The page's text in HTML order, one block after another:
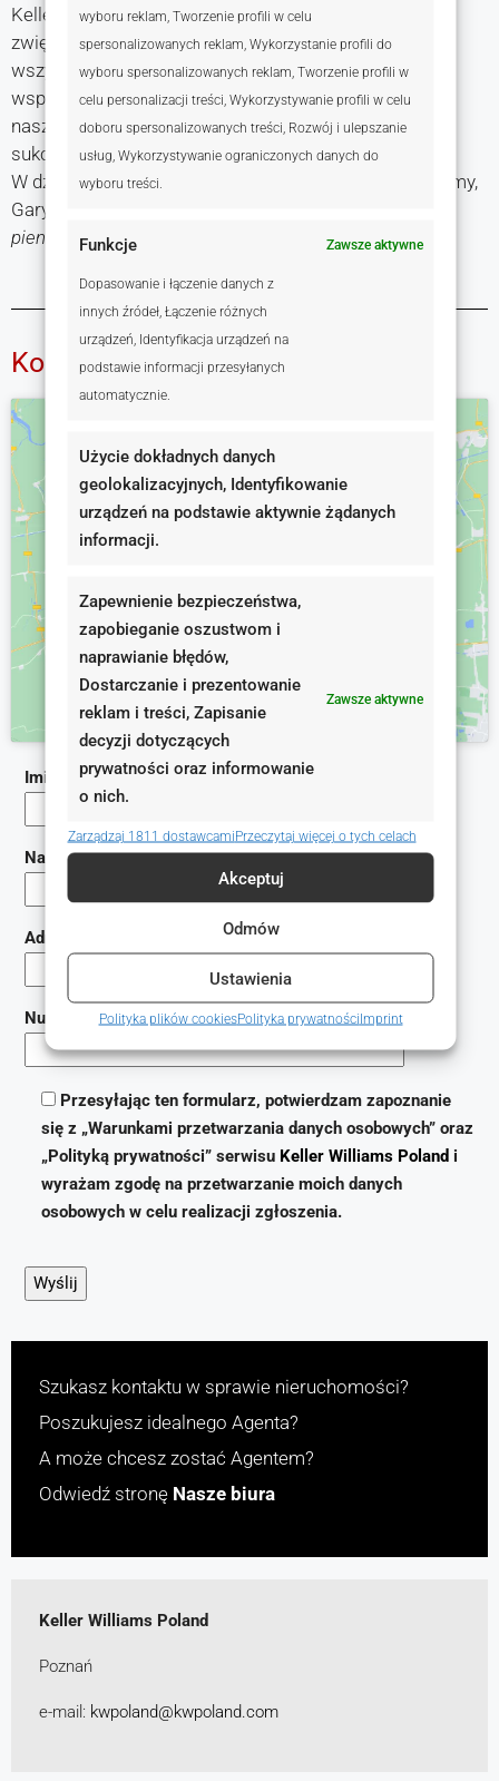
wyboru reklam, Tworzenie profili w celu
spersonalizowanych reklam, Wykorzystanie profili do
wyboru spersonalizowanych reklam, Tworzenie profili w
celu personalizacji treści, Wykorzystywanie profili w celu
doboru spersonalizowanych treści, Rozwój i ulepszanie
usług, Wykorzystywanie ograniczonych danych do
wyboru treści.
Funkcje Zawsze aktywne
Dopasowanie i łączenie danych z
innych źródeł, Łączenie różnych
urządzeń, Identyfikacja urządzeń na
podstawie informacji przesyłanych
automatycznie.
Użycie dokładnych danych
geolokalizacyjnych, Identyfikowanie
urządzeń na podstawie aktywnie żądanych
informacji.
Zapewnienie bezpieczeństwa,
zapobieganie oszustwom i
naprawianie błędów,
Dostarczanie i prezentowanie
reklam i treści, Zapisanie
decyzji dotyczących
prywatności oraz informowanie
o nich.
Zawsze aktywne
Zarządzaj 1811 dostawcamiPrzeczytaj więcej o tych celach
Akceptuj
Odmów
Ustawienia
Polityka plików cookiesPolityka prywatnościImprint
Keller Williams to nie tylko sprzedaż nieruchomości i
zwiększanie zysków. To również, a właściwie przede
wszystkim – kultura pracy i życia. Wierzymy, że dzięki
współpracy, zaangażowaniu i wewnętrznej spójności
naszych działań możemy osiągać nie tylko znaczne
sukcesy na polu zawodowym, ale także osobistym.
W działaniach przyświecają nam słowa założyciela firmy,
Gary’ego Kellera, który napisał, że
pieniądze – tu chodzi o bycie najlepszą wersją siebie.
Kontakt
Imię (wymagane)
Nazwisko (wymagane)
Adres e-mail (wymagane)
Numer telefonu (wymagane)
Przesyłając ten formularz, potwierdzam zapoznanie
się z „Warunkami przetwarzania danych osobowych” oraz
„Polityką prywatności” serwisu Keller Williams Poland i
wyrażam zgodę na przetwarzanie moich danych
osobowych w celu realizacji zgłoszenia.
Szukasz kontaktu w sprawie nieruchomości?
Poszukujesz idealnego Agenta?
A może chcesz zostać Agentem?
Odwiedź stronę Nasze biura
Keller Williams Poland
Poznań
e-mail: kwpoland@kwpoland.com